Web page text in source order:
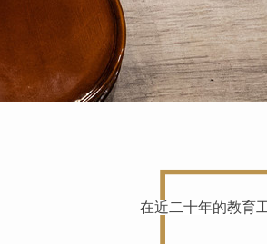
在近二十年的教育